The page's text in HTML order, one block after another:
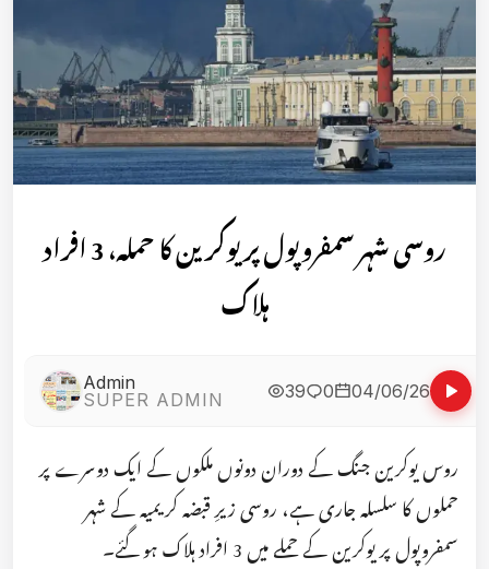
روسی شہر سمفروپول پر یوکرین کا حملہ، 3 افراد
ہلاک
Admin
SUPER ADMIN
39 0 04/06/26
روس یوکرین جنگ کے دوران دونوں ملکوں کے ایک دوسرے پر
حملوں کا سلسلہ جاری ہے، روسی زیرِ قبضہ کریمیہ کے شہر
سمفروپول پر یوکرین کے حملے میں 3 افراد ہلاک ہو گئے۔